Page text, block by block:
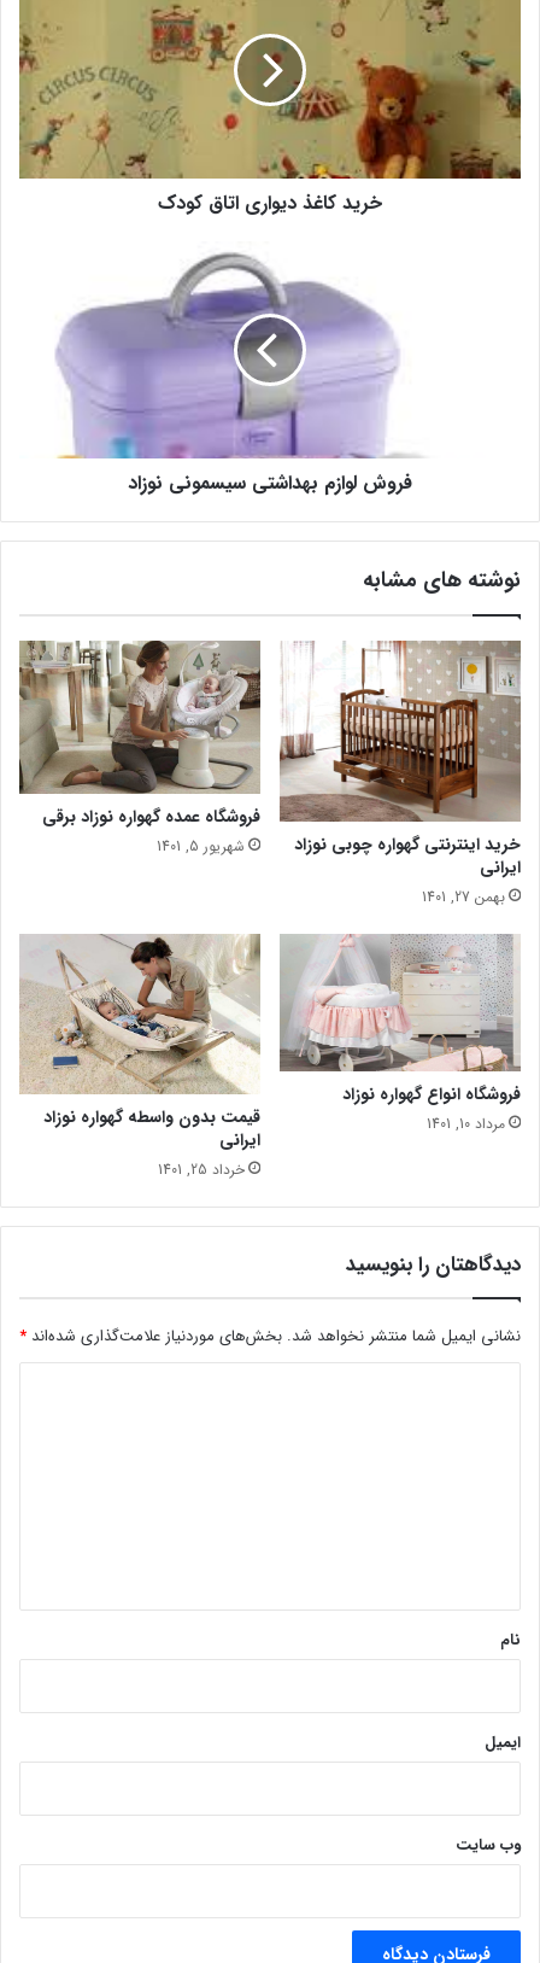
خرید کاغذ دیواری اتاق کودک
فروش لوازم بهداشتی سیسمونی نوزاد
نوشته های مشابه
خرید اینترنتی گهواره چوبی نوزاد
ایرانی
بهمن 27, 1401
فروشگاه عمده گهواره نوزاد برقی
شهریور 5, 1401
فروشگاه انواع گهواره نوزاد
مرداد 10, 1401
قیمت بدون واسطه گهواره نوزاد
ایرانی
خرداد 25, 1401
دیدگاهتان را بنویسید
نشانی ایمیل شما منتشر نخواهد شد. بخش‌های موردنیاز علامت‌گذاری شده‌اند *
نام
ایمیل
وب‌ سایت